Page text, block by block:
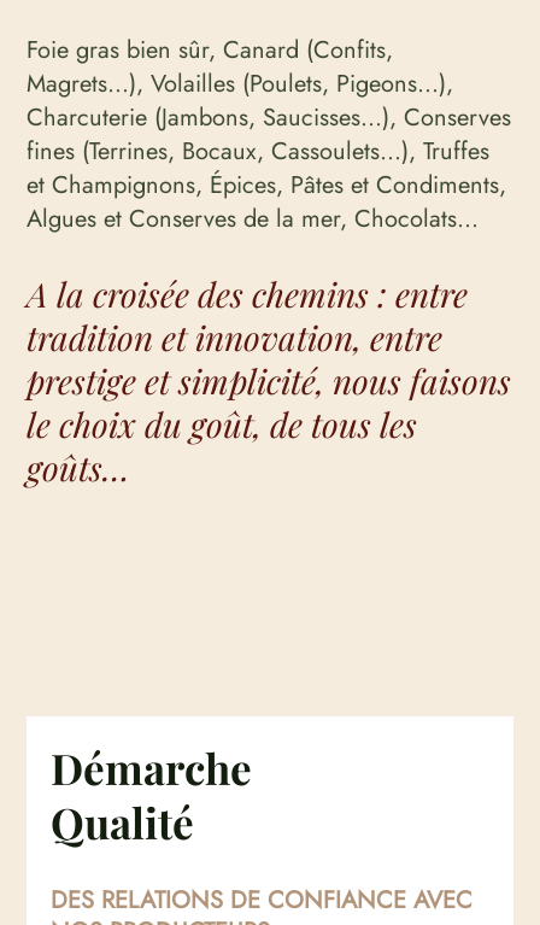
Foie gras bien sûr, Canard (Confits,
Magrets…), Volailles (Poulets, Pigeons…),
Charcuterie (Jambons, Saucisses…), Conserves
fines (Terrines, Bocaux, Cassoulets…), Truffes
et Champignons, Épices, Pâtes et Condiments,
Algues et Conserves de la mer, Chocolats…
A la croisée des chemins : entre
tradition et innovation, entre
prestige et simplicité, nous faisons
le choix du goût, de tous les
goûts…
Démarche
Qualité
DES RELATIONS DE CONFIANCE AVEC